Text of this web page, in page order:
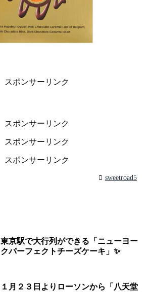
スポンサーリンク
スポンサーリンク
スポンサーリンク
スポンサーリンク
sweetroad5
東京駅で大行列ができる「ニューヨー
クパーフェクトチーズケーキ」✨
１月２３日よりローソンから「八天堂